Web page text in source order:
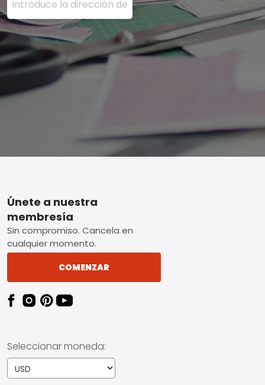
Footer
Únete a nuestra
membresía
Sin compromiso. Cancela en
cualquier momento.
COMENZAR
Seleccionar moneda: